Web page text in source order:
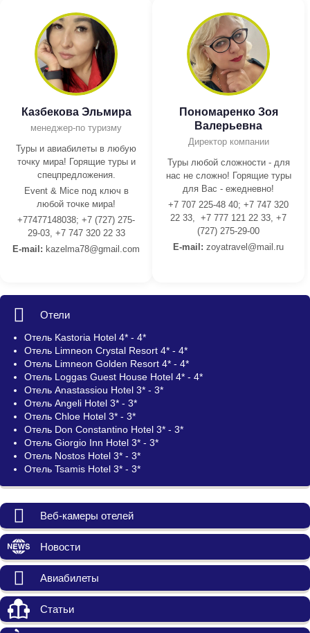
Казбекова Эльмира
менеджер-по туризму
Туры и авиабилеты в любую
точку мира! Горящие туры и
спецпредложения.
Event & Mice под ключ в
любой точке мира!
+77477148038; +7 (727) 275-
29-03, +7 747 320 22 33
E-mail: kazelma78@gmail.com
Пономаренко Зоя
Валерьевна
Директор компании
Туры любой сложности - для
нас не сложно! Горящие туры
для Вас - ежедневно!
+7 707 225-48 40; +7 747 320
22 33, +7 777 121 22 33, +7
(727) 275-29-00
E-mail: zoyatravel@mail.ru
Отели
Отель Kastoria Hotel 4* - 4*
Отель Limneon Crystal Resort 4* - 4*
Отель Limneon Golden Resort 4* - 4*
Отель Loggas Guest House Hotel 4* - 4*
Отель Anastassiou Hotel 3* - 3*
Отель Angeli Hotel 3* - 3*
Отель Chloe Hotel 3* - 3*
Отель Don Constantino Hotel 3* - 3*
Отель Giorgio Inn Hotel 3* - 3*
Отель Nostos Hotel 3* - 3*
Отель Tsamis Hotel 3* - 3*
Веб-камеры отелей
Новости
Авиабилеты
Статьи